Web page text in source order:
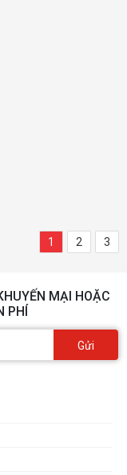
1 2 3
MẠI HOẶC
PHÍ
Gửi